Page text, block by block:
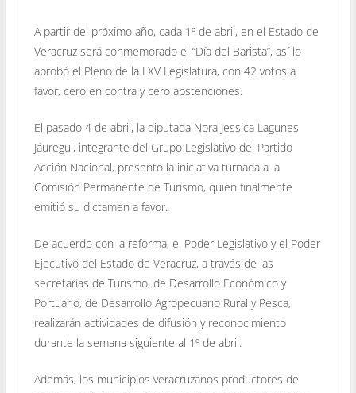
A partir del próximo año, cada 1º de abril, en el Estado de
Veracruz será conmemorado el “Día del Barista”, así lo
aprobó el Pleno de la LXV Legislatura, con 42 votos a
favor, cero en contra y cero abstenciones.
El pasado 4 de abril, la diputada Nora Jessica Lagunes
Jáuregui, integrante del Grupo Legislativo del Partido
Acción Nacional, presentó la iniciativa turnada a la
Comisión Permanente de Turismo, quien finalmente
emitió su dictamen a favor.
De acuerdo con la reforma, el Poder Legislativo y el Poder
Ejecutivo del Estado de Veracruz, a través de las
secretarías de Turismo, de Desarrollo Económico y
Portuario, de Desarrollo Agropecuario Rural y Pesca,
realizarán actividades de difusión y reconocimiento
durante la semana siguiente al 1º de abril.
Además, los municipios veracruzanos productores de